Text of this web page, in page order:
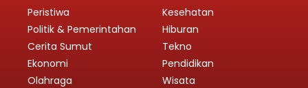
Peristiwa
Politik & Pemerintahan
Cerita Sumut
Ekonomi
Olahraga
Kesehatan
Hiburan
Tekno
Pendidikan
Wisata